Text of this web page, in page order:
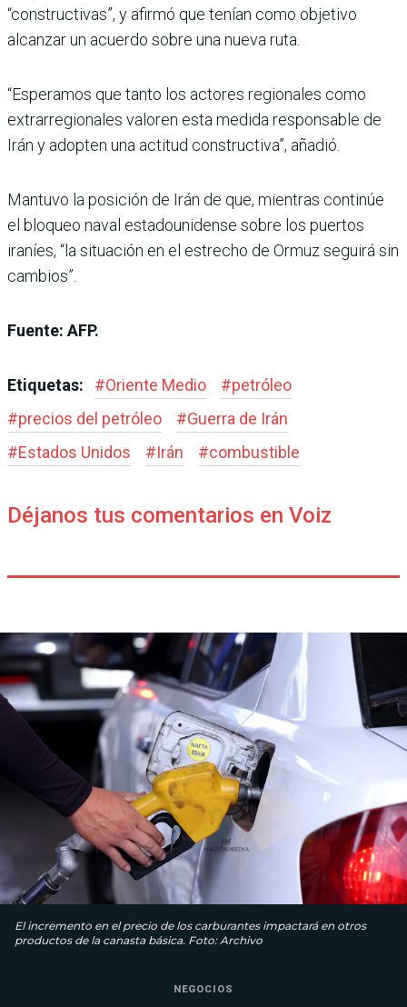
“constructivas”, y afirmó que tenían como objetivo
alcanzar un acuerdo sobre una nueva ruta.
“Esperamos que tanto los actores regionales como
extrarregionales valoren esta medida responsable de
Irán y adopten una actitud constructiva”, añadió.
Mantuvo la posición de Irán de que, mientras continúe
el bloqueo naval estadounidense sobre los puertos
iraníes, “la situación en el estrecho de Ormuz seguirá sin
cambios”.
Fuente: AFP.
Etiquetas: #Oriente Medio #petróleo
#precios del petróleo #Guerra de Irán
#Estados Unidos #Irán #combustible
Déjanos tus comentarios en Voiz
El incremento en el precio de los carburantes impactará en otros
productos de la canasta básica. Foto: Archivo
NEGOCIOS